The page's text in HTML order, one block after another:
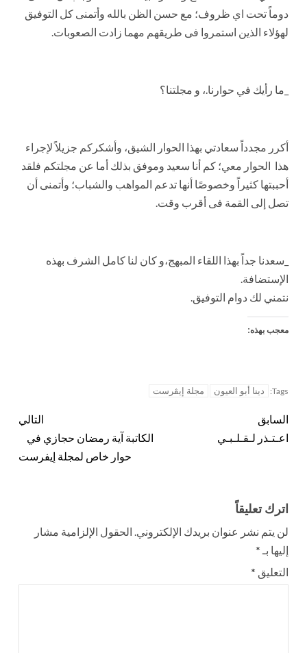
دوماً تحت اي ظروف؛ مع حسن الظن بالله وأتمنى كل التوفيق
لهؤلاء الذين استمروا فى طريقهم مهما زادت الصعوبات.
_ما رأيك في حوارنا.، و مجلتنا؟
أكرر مجدداً سعادتي بهذا الحوار الشيق، وأشكركم جزيلاً لإجراء
هذا الحوار معي؛ كم أنا سعيد وموفق بذلك أما عن مجلتكم فلقد
أحببتها كثيراً وخصوصًا أنها تدعم المواهب والشباب؛ وأتمنى أن
تصل إلى القمة فى أقرب وقت.
_سعدنا جداً بهذا اللقاء المبهج،و كان لنا كامل الشرف بهذه
الإستضافة.
نتمني لك دوام التوفيق.
معجب بهذه:
Tags: دينا أبو العيون مجلة إيڤرست
السابق
اعـتـذر لـقـلـبـي
التالي
الكاتبة آية رمضان حجازي في
حوار خاص لمجلة إيفرست
اترك تعليقاً
لن يتم نشر عنوان بريدك الإلكتروني. الحقول الإلزامية مشار
إليها بـ *
التعليق *